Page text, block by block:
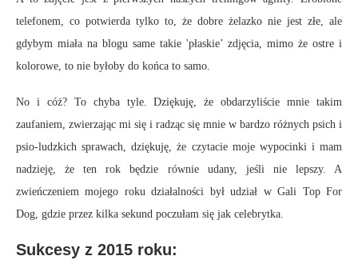
telefonem, co potwierda tylko to, że dobre żelazko nie jest złe, ale
gdybym miała na blogu same takie 'płaskie’ zdjęcia, mimo że ostre i
kolorowe, to nie byłoby do końca to samo.
No i cóż? To chyba tyle. Dziękuję, że obdarzyliście mnie takim
zaufaniem, zwierzając mi się i radząc się mnie w bardzo różnych psich i
psio-ludzkich sprawach, dziękuję, że czytacie moje wypocinki i mam
nadzieję, że ten rok będzie równie udany, jeśli nie lepszy. A
zwieńczeniem mojego roku działalności był udział w Gali Top For
Dog, gdzie przez kilka sekund poczułam się jak celebrytka.
Sukcesy z 2015 roku: